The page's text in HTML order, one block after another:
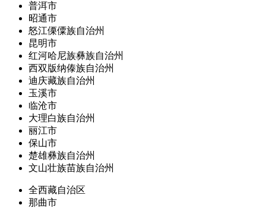
普洱市
昭通市
怒江傈僳族自治州
昆明市
红河哈尼族彝族自治州
西双版纳傣族自治州
迪庆藏族自治州
玉溪市
临沧市
大理白族自治州
丽江市
保山市
楚雄彝族自治州
文山壮族苗族自治州
全西藏自治区
那曲市